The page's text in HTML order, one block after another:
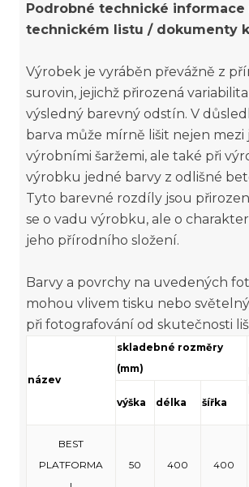
Podrobné technické
technickém listu / dokumenty
Výrobek je vyráběn převážně z
surovin, jejichž přirozená
výsledný barevný odstín. V
barva může mírně lišit nejen
výrobními šaržemi, ale také při
výrobku jedné barvy z odlišné
Tyto barevné rozdíly jsou
se o vadu výrobku, ale o
jeho přírodního složení.
Barvy a povrchy na uvedených
mohou vlivem tisku nebo
při fotografování od skutečnosti
název
skladebné rozměry
(mm)
výška délka šířka
BEST
PLATFORMA
50 400 400